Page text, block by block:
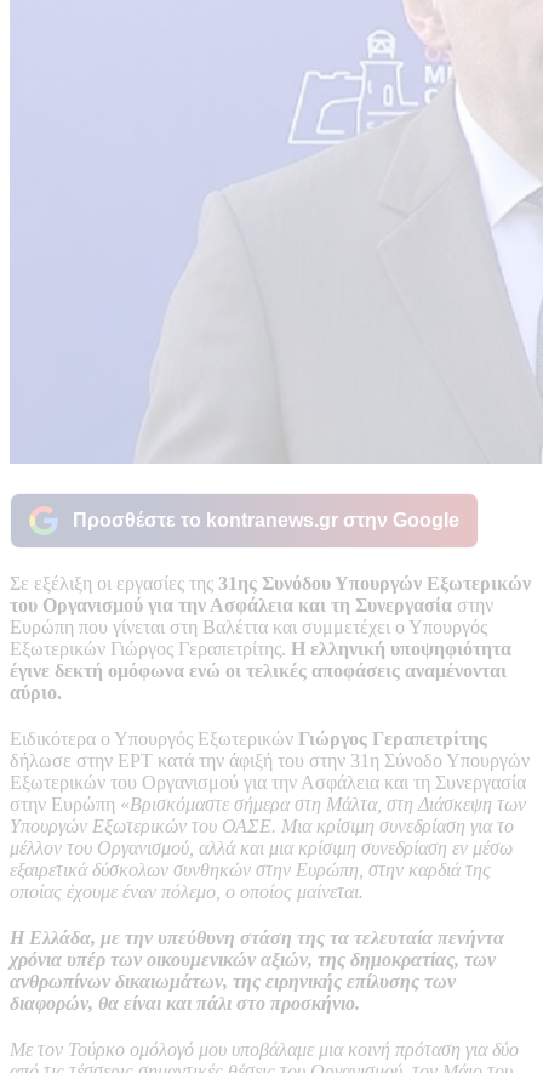
Προσθέστε το kontranews.gr στην Google
Σε εξέλιξη οι εργασίες της 31ης Συνόδου Υπουργών Εξωτερικών
του Οργανισμού για την Ασφάλεια και τη Συνεργασία στην
Ευρώπη που γίνεται στη Βαλέττα και συμμετέχει ο Υπουργός
Εξωτερικών Γιώργος Γεραπετρίτης. Η ελληνική υποψηφιότητα
έγινε δεκτή ομόφωνα ενώ οι τελικές αποφάσεις αναμένονται
αύριο.
Ειδικότερα ο Υπουργός Εξωτερικών Γιώργος Γεραπετρίτης
δήλωσε στην ΕΡΤ κατά την άφιξή του στην 31η Σύνοδο Υπουργών
Εξωτερικών του Οργανισμού για την Ασφάλεια και τη Συνεργασία
στην Ευρώπη «Βρισκόμαστε σήμερα στη Μάλτα, στη Διάσκεψη των
Υπουργών Εξωτερικών του ΟΑΣΕ. Μια κρίσιμη συνεδρίαση για το
μέλλον του Οργανισμού, αλλά και μια κρίσιμη συνεδρίαση εν μέσω
εξαιρετικά δύσκολων συνθηκών στην Ευρώπη, στην καρδιά της
οποίας έχουμε έναν πόλεμο, ο οποίος μαίνεται.
Η Ελλάδα, με την υπεύθυνη στάση της τα τελευταία πενήντα
χρόνια υπέρ των οικουμενικών αξιών, της δημοκρατίας, των
ανθρωπίνων δικαιωμάτων, της ειρηνικής επίλυσης των
διαφορών, θα είναι και πάλι στο προσκήνιο.
Με τον Τούρκο ομόλογό μου υποβάλαμε μια κοινή πρόταση για δύο